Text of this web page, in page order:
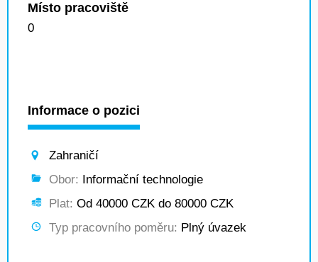
Místo pracoviště
0
Informace o pozici
Zahraničí
Obor: Informační technologie
Plat: Od 40000 CZK do 80000 CZK
Typ pracovního poměru: Plný úvazek